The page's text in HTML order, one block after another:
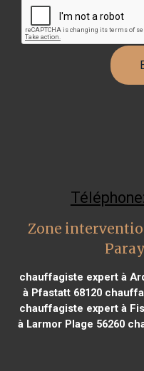
Zone
chauffagiste expert à
à Pfastatt 68120
chauffagiste expert à
à Larmor Plage 56260